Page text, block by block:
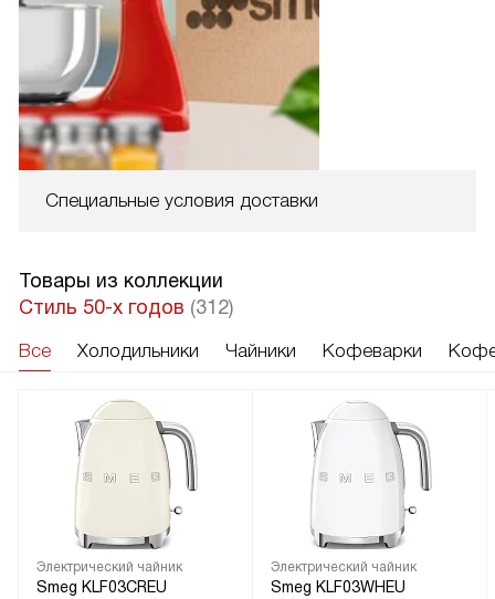
Специальные условия доставки
Товары из коллекции
Стиль 50-х годов (312)
Все Холодильники Чайники Кофеварки
Электрический чайник
Smeg KLF03CREU
Электрический чайник
Smeg KLF03WHEU